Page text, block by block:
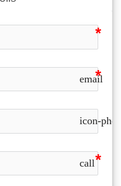
email
icon-
call